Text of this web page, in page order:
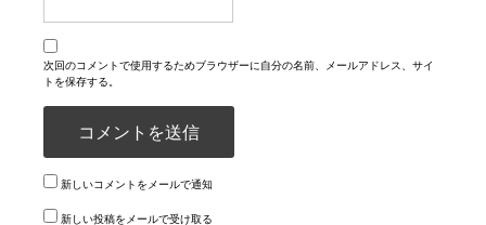
次回のコメントで使用するためブラウザーに自分の名前、メールアドレス、サイ
トを保存する。
新しいコメントをメールで通知
新しい投稿をメールで受け取る